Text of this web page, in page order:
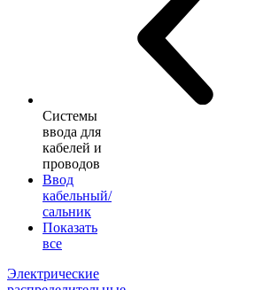
Системы
ввода для
кабелей и
проводов
Ввод
кабельный/
сальник
Показать
все
Электрические